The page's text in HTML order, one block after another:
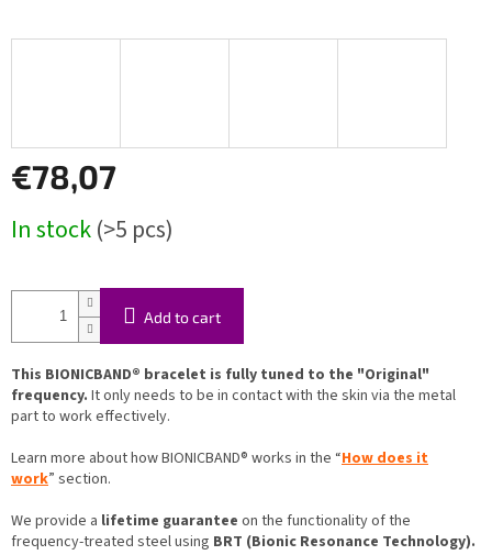
€78,07
price:
In stock(>5 pcs)
Add to cart
This BIONICBAND® bracelet is fully tuned to the "Original"
frequency. It only needs to be in contact with the skin via the metal
part to work effectively.
Learn more about how BIONICBAND® works in the “How does it
work” section.
We provide a lifetime guarantee on the functionality of the
frequency-treated steel using BRT (Bionic Resonance Technology).